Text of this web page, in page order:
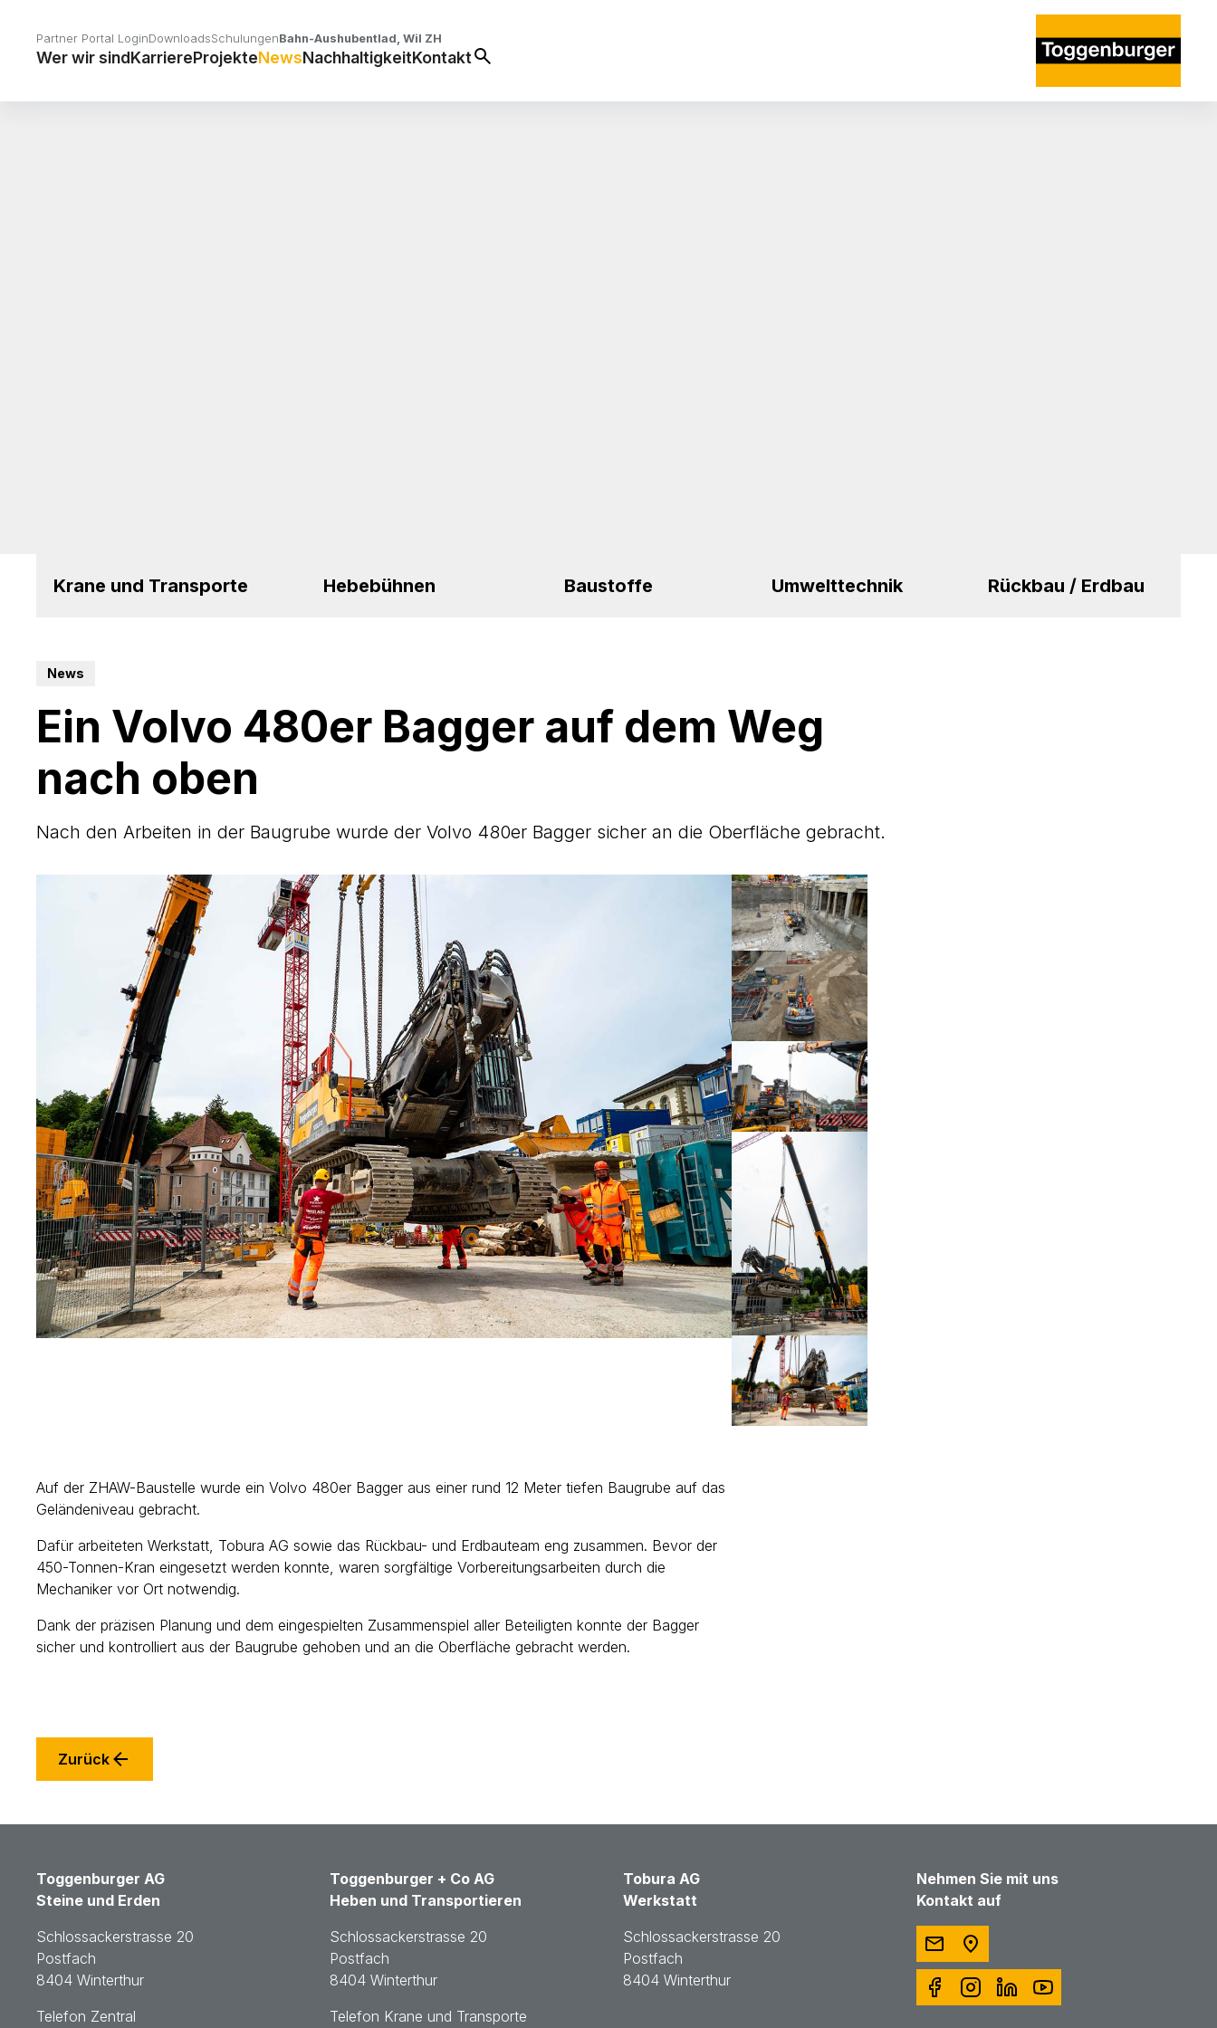
Partner Portal LoginDownloadsSchulungenBahn-Aushubentlad, Wil ZH
Wer wir sindKarriereProjekteNewsNachhaltigkeitKontakt
Krane und Transporte Hebebühnen Baustoffe Umwelttechnik Rückbau / Erdbau
News
Ein Volvo 480er Bagger auf dem Weg
nach oben
Nach den Arbeiten in der Baugrube wurde der Volvo 480er Bagger sicher an die Oberfläche gebracht.
Auf der ZHAW-Baustelle wurde ein Volvo 480er Bagger aus einer rund 12 Meter tiefen Baugrube auf das
Geländeniveau gebracht.
Dafür arbeiteten Werkstatt, Tobura AG sowie das Rückbau- und Erdbauteam eng zusammen. Bevor der
450-Tonnen-Kran eingesetzt werden konnte, waren sorgfältige Vorbereitungsarbeiten durch die
Mechaniker vor Ort notwendig.
Dank der präzisen Planung und dem eingespielten Zusammenspiel aller Beteiligten konnte der Bagger
sicher und kontrolliert aus der Baugrube gehoben und an die Oberfläche gebracht werden.
Zurück
Toggenburger AG
Steine und Erden
Schlossackerstrasse 20
Postfach
8404 Winterthur
Telefon Zentral
Toggenburger + Co AG
Heben und Transportieren
Schlossackerstrasse 20
Postfach
8404 Winterthur
Telefon Krane und Transporte
Tobura AG
Werkstatt
Schlossackerstrasse 20
Postfach
8404 Winterthur
Nehmen Sie mit uns
Kontakt auf